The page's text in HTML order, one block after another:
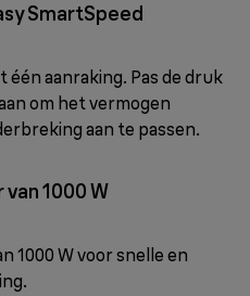
SmartSpeed
aanraking. Pas de druk
om het vermogen
aan te passen.
1000 W
1000 W voor snelle en